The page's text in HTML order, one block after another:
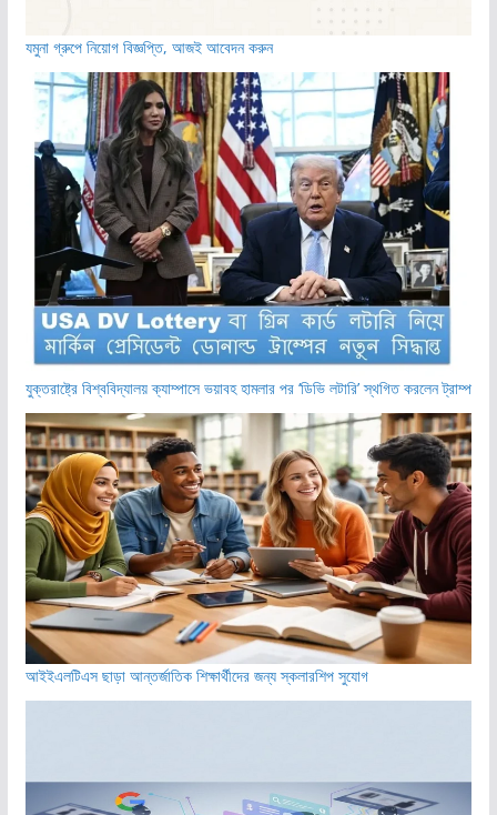
যমুনা গ্রুপে নিয়োগ বিজ্ঞপ্তি, আজই আবেদন করুন
যুক্তরাষ্ট্রে বিশ্ববিদ্যালয় ক্যাম্পাসে ভয়াবহ হামলার পর ‘ডিভি লটারি’ স্থগিত করলেন ট্রাম্প
আইইএলটিএস ছাড়া আন্তর্জাতিক শিক্ষার্থীদের জন্য স্কলারশিপ সুযোগ